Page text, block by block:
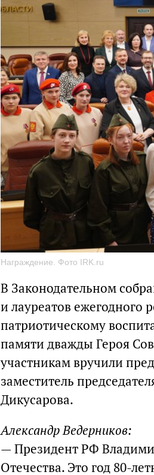
Награждение. Фото IRK.ru
В Законодательном
и лауреатов ежегодного
патриотическому
памяти дважды Героя
участникам вручили
заместитель
Дикусарова.
Александр Ведерников:
— Президент РФ
Отечества. Это год 80-